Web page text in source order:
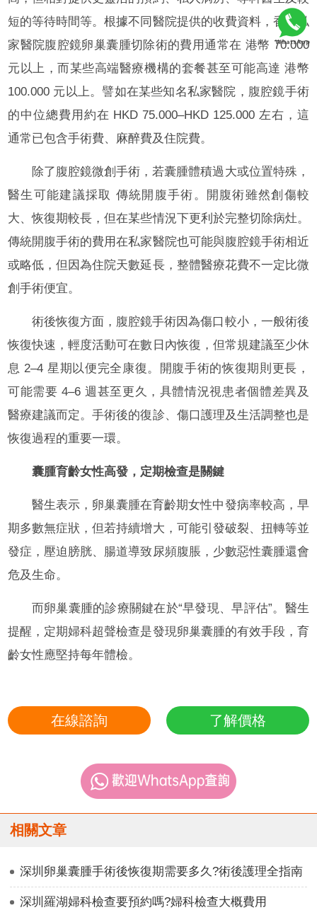
短的等待時間等。根據不同醫院提供的收費資料，香港私
家醫院腹腔鏡卵巢囊腫切除術的費用通常在 港幣 70.000
元以上，而某些高端醫療機構的套餐甚至可能高達 港幣
100.000 元以上。譬如在某些知名私家醫院，腹腔鏡手術
的中位總費用約在 HKD 75.000–HKD 125.000 左右，這
通常已包含手術費、麻醉費及住院費。
除了腹腔鏡微創手術，若囊腫體積過大或位置特殊，
醫生可能建議採取 傳統開腹手術。開腹術雖然創傷較
大、恢復期較長，但在某些情況下更利於完整切除病灶。
傳統開腹手術的費用在私家醫院也可能與腹腔鏡手術相近
或略低，但因為住院天數延長，整體醫療花費不一定比微
創手術便宜。
術後恢復方面，腹腔鏡手術因為傷口較小，一般術後
恢復快速，輕度活動可在數日內恢復，但常規建議至少休
息 2–4 星期以便完全康復。開腹手術的恢復期則更長，
可能需要 4–6 週甚至更久，具體情況視患者個體差異及
醫療建議而定。手術後的復診、傷口護理及生活調整也是
恢復過程的重要一環。
囊腫育齡女性高發，定期檢查是關鍵
醫生表示，卵巢囊腫在育齡期女性中發病率較高，早
期多數無症狀，但若持續增大，可能引發破裂、扭轉等並
發症，壓迫膀胱、腸道導致尿頻腹脹，少數惡性囊腫還會
危及生命。
而卵巢囊腫的診療關鍵在於“早發現、早評估”。醫生
提醒，定期婦科超聲檢查是發現卵巢囊腫的有效手段，育
齡女性應堅持每年體檢。
在線諮詢 了解價格
相關文章
深圳卵巢囊腫手術後恢復期需要多久?術後護理全指南
深圳羅湖婦科檢查要預約嗎?婦科檢查大概費用